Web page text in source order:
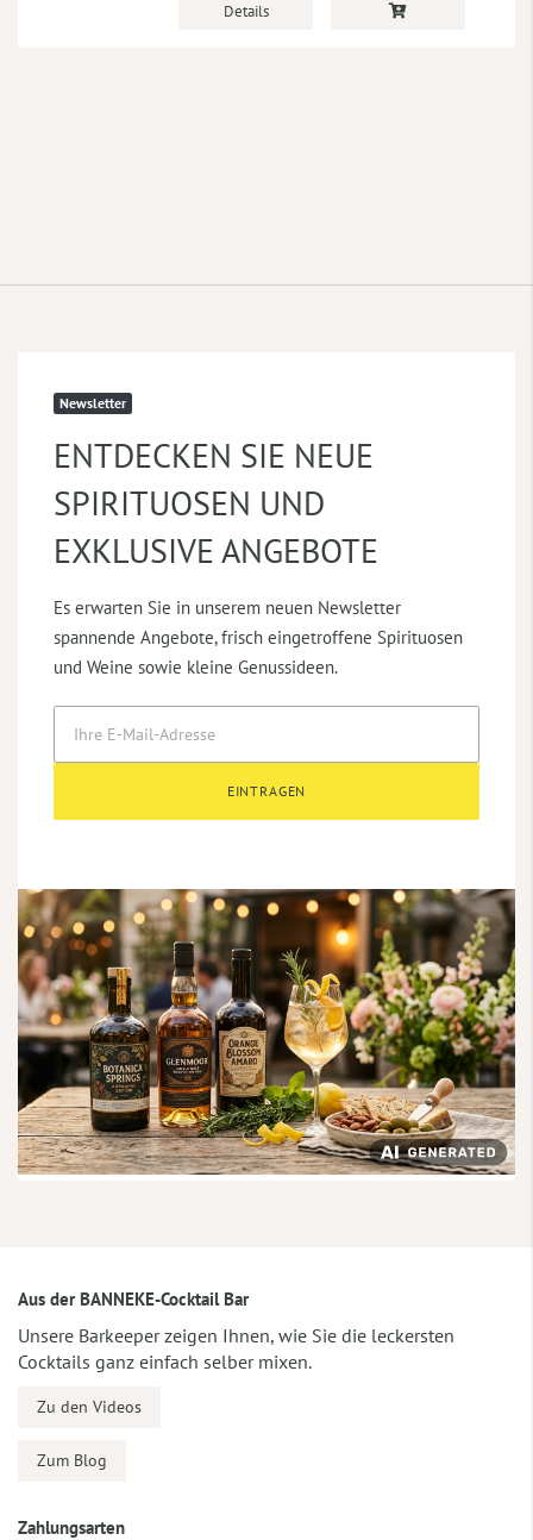
Details
Newsletter
ENTDECKEN SIE NEUE
SPIRITUOSEN UND
EXKLUSIVE ANGEBOTE
Es erwarten Sie in unserem neuen Newsletter
spannende Angebote, frisch eingetroffene Spirituosen
und Weine sowie kleine Genussideen.
EINTRAGEN
Aus der BANNEKE-Cocktail Bar
Unsere Barkeeper zeigen Ihnen, wie Sie die leckersten
Cocktails ganz einfach selber mixen.
Zu den Videos
Zum Blog
Zahlungsarten